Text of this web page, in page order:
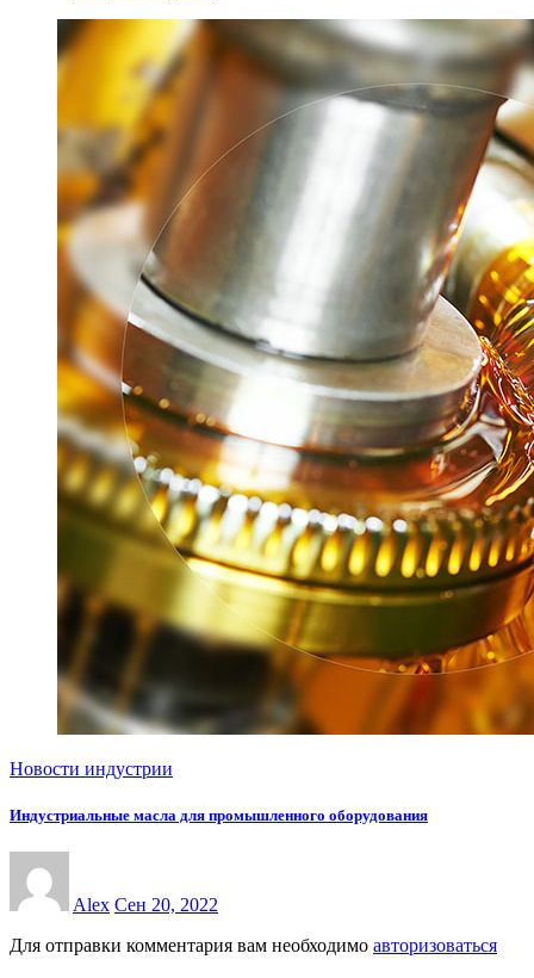
Новости индустрии
Индустриальные масла для промышленного оборудования
Alex Сен 20, 2022
Для отправки комментария вам необходимо авторизоваться